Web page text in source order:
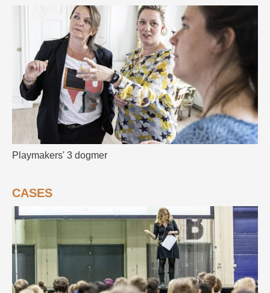
Playmakers' 3 dogmer
CASES